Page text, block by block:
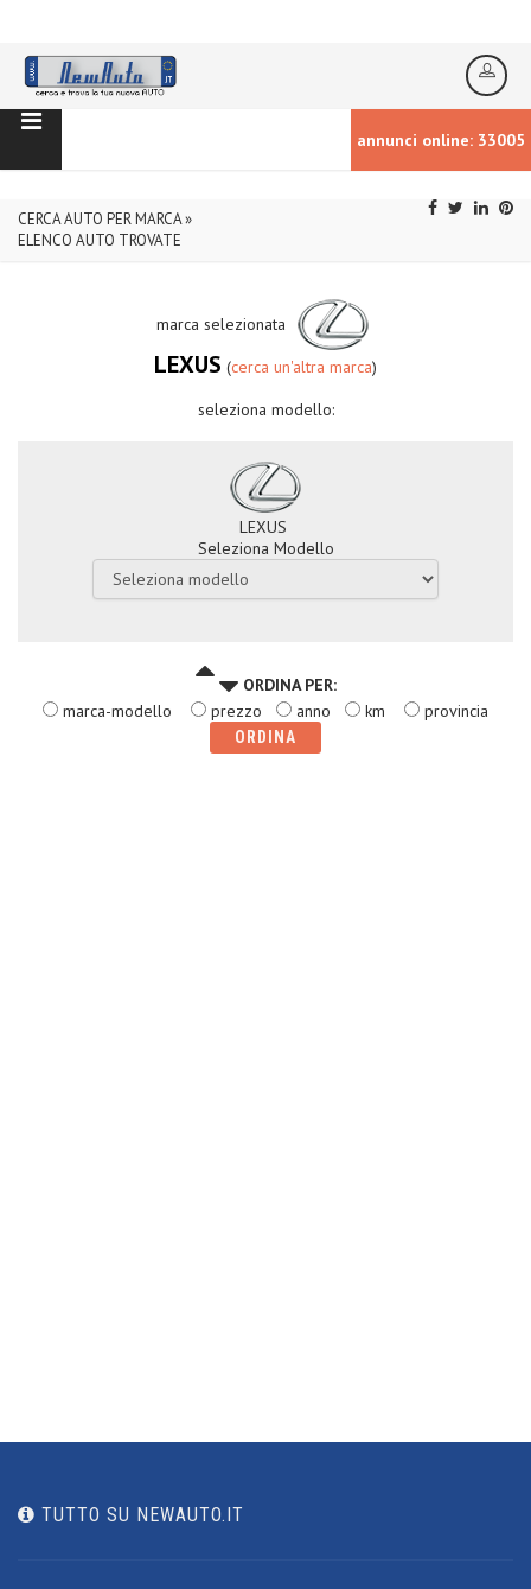
annunci online: 33005
CERCA AUTO PER MARCA »
ELENCO AUTO TROVATE
marca selezionata
LEXUS (cerca un'altra marca)
seleziona modello:
LEXUS
Seleziona Modello
ORDINA PER:
marca-modello
prezzo anno km provincia
TUTTO SU NEWAUTO.IT